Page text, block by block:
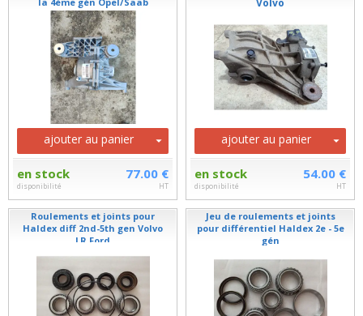
ajouter au panier
en stock
disponibilité
77.00 €
HT
Volvo
ajouter au panier
en stock
disponibilité
54.00 €
HT
Roulements et joints pour
Haldex diff 2nd-5th gen Volvo
LR Ford
Jeu de roulements et joints
pour différentiel Haldex 2e - 5e
gén